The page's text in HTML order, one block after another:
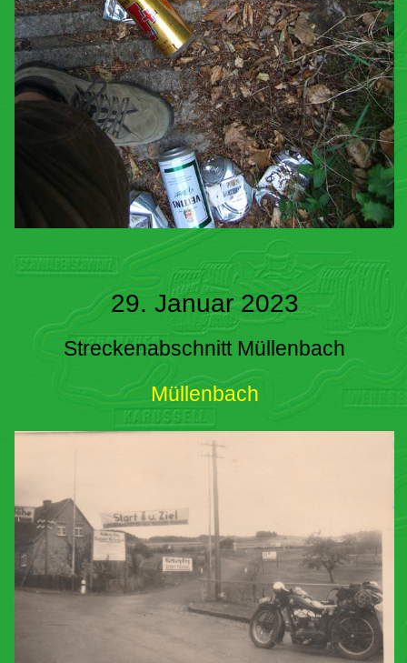
29. Januar 2023
Streckenabschnitt Müllenbach
Müllenbach